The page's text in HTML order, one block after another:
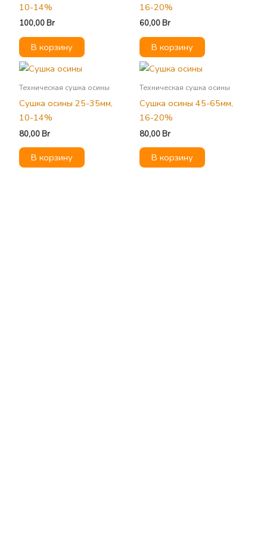
10-14%
100,00Br
В корзину
16-20%
60,00Br
В корзину
Техническая сушка осины
Сушка осины 25-35мм,
10-14%
80,00 Br
В корзину
Техническая сушка осины
Сушка осины 45-65мм,
16-20%
80,00 Br
В корзину